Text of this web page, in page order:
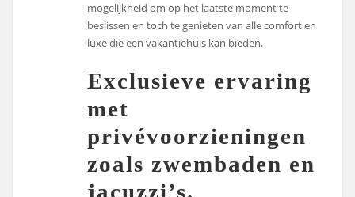
mogelijkheid om op het laatste moment te
beslissen en toch te genieten van alle comfort en
luxe die een vakantiehuis kan bieden.
Exclusieve ervaring
met
privévoorzieningen
zoals zwembaden en
jacuzzi’s.